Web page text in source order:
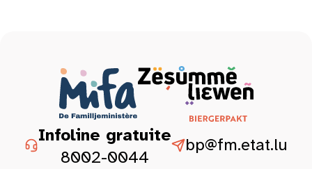
Infoline gratuite
8002-0044
bp@fm.etat.lu